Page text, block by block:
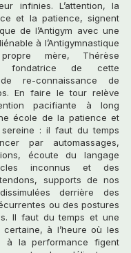
infinies. L’attention, la
et la patience, signent
de l’Antigym avec une
à l’Antigymnastique
mère, Thérèse
fondatrice de cette
re-connaissance de
En faire le tour relève
pacifiante à long
école de la patience et
: il faut du temps
par automassages,
écoute du langage
inconnus et des
supports de nos
derrière des
ou des postures
Il faut du temps et une
certaine, à l’heure où les
à la performance figent